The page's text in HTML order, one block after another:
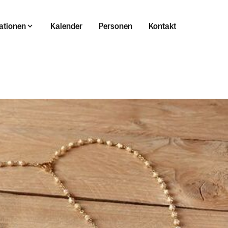
Kalender Personen Kontakt